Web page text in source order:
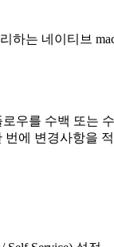
하는 네이티브
로우를 수백 또는
번에 변경사항을